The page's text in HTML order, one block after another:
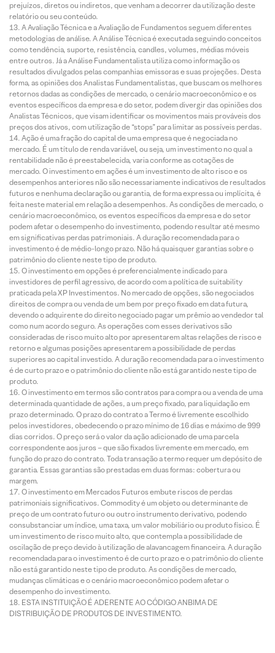
prejuízos, diretos ou indiretos, que venham a decorrer da utilização deste
relatório ou seu conteúdo.
A Avaliação Técnica e a Avaliação de Fundamentos seguem diferentes
metodologias de análise. A Análise Técnica é executada seguindo conceitos
como tendência, suporte, resistência, candles, volumes, médias móveis
entre outros. Já a Análise Fundamentalista utiliza como informação os
resultados divulgados pelas companhias emissoras e suas projeções. Desta
forma, as opiniões dos Analistas Fundamentalistas, que buscam os melhores
retornos dadas as condições de mercado, o cenário macroeconômico e os
eventos específicos da empresa e do setor, podem divergir das opiniões dos
Analistas Técnicos, que visam identificar os movimentos mais prováveis dos
preços dos ativos, com utilização de “stops” para limitar as possíveis perdas.
Ação é uma fração do capital de uma empresa que é negociada no
mercado. É um título de renda variável, ou seja, um investimento no qual a
rentabilidade não é preestabelecida, varia conforme as cotações de
mercado. O investimento em ações é um investimento de alto risco e os
desempenhos anteriores não são necessariamente indicativos de resultados
futuros e nenhuma declaração ou garantia, de forma expressa ou implícita, é
feita neste material em relação a desempenhos. As condições de mercado, o
cenário macroeconômico, os eventos específicos da empresa e do setor
podem afetar o desempenho do investimento, podendo resultar até mesmo
em significativas perdas patrimoniais. A duração recomendada para o
investimento é de médio-longo prazo. Não há quaisquer garantias sobre o
patrimônio do cliente neste tipo de produto.
O investimento em opções é preferencialmente indicado para
investidores de perfil agressivo, de acordo com a política de suitability
praticada pela XP Investimentos. No mercado de opções, são negociados
direitos de compra ou venda de um bem por preço fixado em data futura,
devendo o adquirente do direito negociado pagar um prêmio ao vendedor tal
como num acordo seguro. As operações com esses derivativos são
consideradas de risco muito alto por apresentarem altas relações de risco e
retorno e algumas posições apresentarem a possibilidade de perdas
superiores ao capital investido. A duração recomendada para o investimento
é de curto prazo e o patrimônio do cliente não está garantido neste tipo de
produto.
O investimento em termos são contratos para compra ou a venda de uma
determinada quantidade de ações, a um preço fixado, para liquidação em
prazo determinado. O prazo do contrato a Termo é livremente escolhido
pelos investidores, obedecendo o prazo mínimo de 16 dias e máximo de 999
dias corridos. O preço será o valor da ação adicionado de uma parcela
correspondente aos juros – que são fixados livremente em mercado, em
função do prazo do contrato. Toda transação a termo requer um depósito de
garantia. Essas garantias são prestadas em duas formas: cobertura ou
margem.
O investimento em Mercados Futuros embute riscos de perdas
patrimoniais significativos. Commodity é um objeto ou determinante de
preço de um contrato futuro ou outro instrumento derivativo, podendo
consubstanciar um índice, uma taxa, um valor mobiliário ou produto físico. É
um investimento de risco muito alto, que contempla a possibilidade de
oscilação de preço devido à utilização de alavancagem financeira. A duração
recomendada para o investimento é de curto prazo e o patrimônio do cliente
não está garantido neste tipo de produto. As condições de mercado,
mudanças climáticas e o cenário macroeconômico podem afetar o
desempenho do investimento.
ESTA INSTITUIÇÃO É ADERENTE AO CÓDIGO ANBIMA DE
DISTRIBUIÇÃO DE PRODUTOS DE INVESTIMENTO.